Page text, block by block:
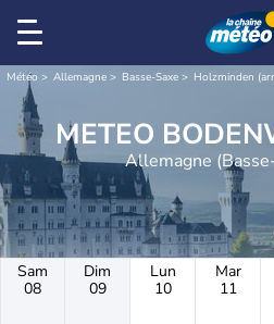
Météo Allemagne Basse-Saxe Holzminden
METEO
Allemagne
Sam
08
Dim
09
Lun
10
Mar
11